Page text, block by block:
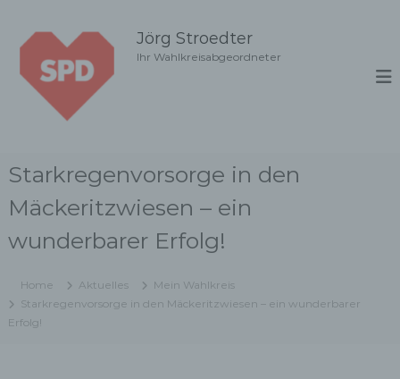
Jörg Stroedter
Ihr Wahlkreisabgeordneter
Starkregenvorsorge in den
Mäckeritzwiesen – ein
wunderbarer Erfolg!
Home Aktuelles
Mein Wahlkreis
Starkregenvorsorge in den Mäckeritzwiesen – ein wunderbarer
Erfolg!